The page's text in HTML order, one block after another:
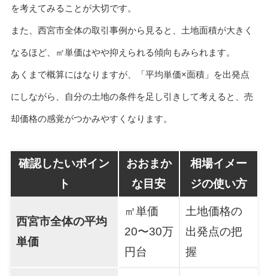
を考えてみることが大切です。
また、西宮市全体の取引事例から見ると、土地面積が大きく
なるほど、㎡単価はやや抑えられる傾向もみられます。
あくまで概算にはなりますが、「平均単価×面積」を出発点
にしながら、自分の土地の条件を足し引きして考えると、売
却価格の感覚がつかみやすくなります。
確認したいポイン
ト
おおまか
な目安
相場イメー
ジの使い方
西宮市全体の平均
単価
㎡単価
20〜30万
円台
土地価格の
出発点の把
握